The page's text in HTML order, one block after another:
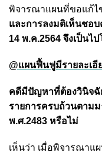
พิจารณาแผนที่ขอแก้ไ
และการลงมติเห็นชอ
14 พ.ค.2564 จึงเป็นไ
@แผนฟื้นฟูมีรายละเอี
คดีมีปัญหาที่ต้องวินิจฉั
รายการครบถ้วนตาม
พ.ศ.2483 หรือไม่
เห็นว่า เมื่อพิจารณา